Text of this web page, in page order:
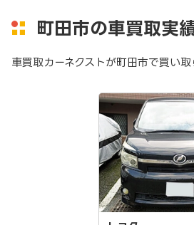
町田市の車買取実
車買取カーネクストが町田市で買い